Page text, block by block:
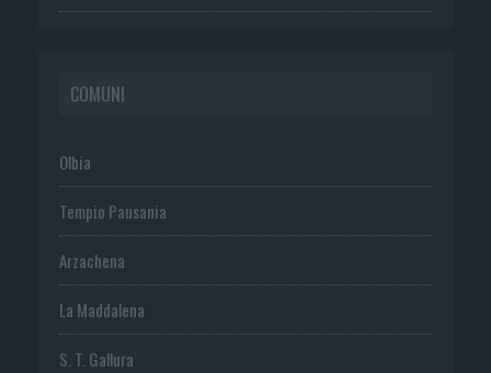
COMUNI
Olbia
Tempio Pausania
Arzachena
La Maddalena
S. T. Gallura